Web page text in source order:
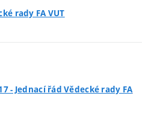
rady FA VUT
- Jednací řád Vědecké rady FA